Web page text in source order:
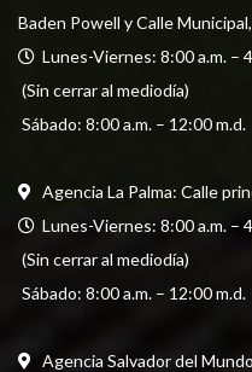
Baden Powell y Calle
Lunes-Viernes: 8:00 a.m. –
(Sin cerrar al mediodía)
Sábado: 8:00 a.m. – 12:00 m.d.
Agencia La Palma: Calle
Lunes-Viernes: 8:00 a.m. –
(Sin cerrar al mediodía)
Sábado: 8:00 a.m. – 12:00 m.d.
Agencia Salvador del